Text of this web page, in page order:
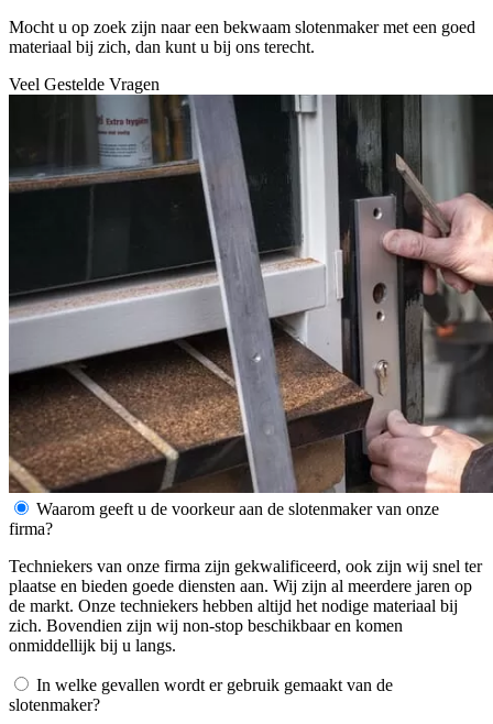
Mocht u op zoek zijn naar een bekwaam slotenmaker met een goed
materiaal bij zich, dan kunt u bij ons terecht.
Veel Gestelde Vragen
Waarom geeft u de voorkeur aan de slotenmaker van onze
firma?
Techniekers van onze firma zijn gekwalificeerd, ook zijn wij snel ter
plaatse en bieden goede diensten aan. Wij zijn al meerdere jaren op
de markt. Onze techniekers hebben altijd het nodige materiaal bij
zich. Bovendien zijn wij non-stop beschikbaar en komen
onmiddellijk bij u langs.
In welke gevallen wordt er gebruik gemaakt van de
slotenmaker?